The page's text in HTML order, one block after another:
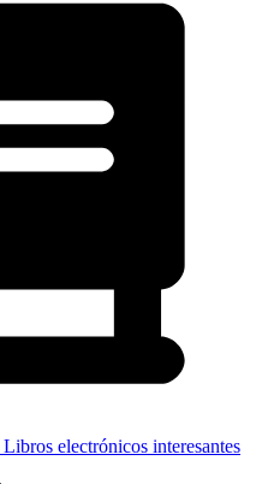
Libros electrónicos interesantes